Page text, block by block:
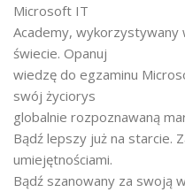
Microsoft IT
Academy, wykorzystywany
świecie. Opanuj
wiedzę do egzaminu
swój życiorys
globalnie rozpoznawaną
Bądź lepszy już na starcie.
umiejętnościami.
Bądź szanowany za swoją